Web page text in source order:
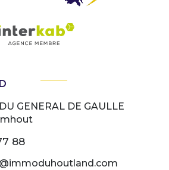
GENERAL DE GAULLE
88